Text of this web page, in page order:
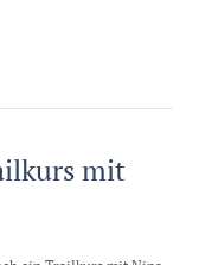
mit